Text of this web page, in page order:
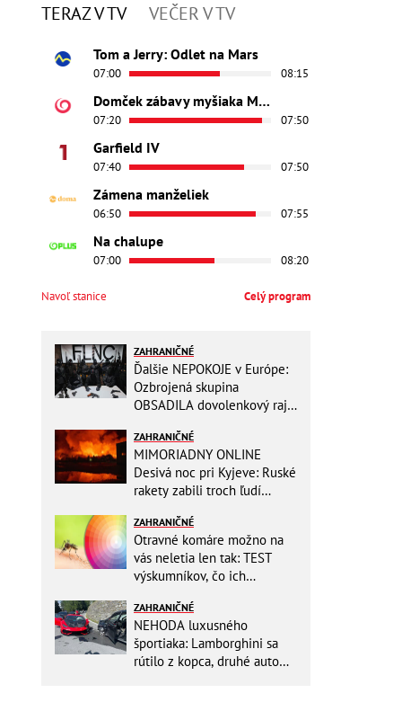
TERAZ V TV VEČER V TV
Tom a Jerry: Odlet na Mars
07:00 08:15
Domček zábavy myšiaka Mickeyho
07:20 07:50
Garfield IV
07:40 07:50
Zámena manželiek
06:50 07:55
Na chalupe
07:00 08:20
Navoľ stanice Celý program
ZAHRANIČNÉ
Ďalšie NEPOKOJE v Európe:
Ozbrojená skupina
OBSADILA dovolenkový raj,
turistom!
ZAHRANIČNÉ
MIMORIADNY ONLINE
Desivá noc pri Kyjeve: Ruské
rakety zabili troch ľudí
výbuchy
ZAHRANIČNÉ
Otravné komáre možno na
vás neletia len tak: TEST
výskumníkov, čo ich
ZAHRANIČNÉ
NEHODA luxusného
športiaka: Lamborghini sa
rútilo z kopca, druhé auto